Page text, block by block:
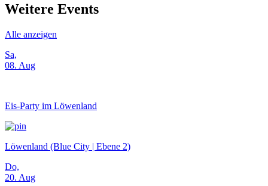
Weitere Events
Alle anzeigen
Sa,
08. Aug
Eis-Party im Löwenland
Löwenland (Blue City | Ebene 2)
Do,
20. Aug